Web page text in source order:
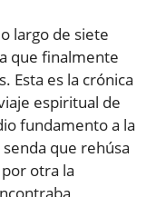
largo de siete
que finalmente
Esta es la crónica
espiritual de
fundamento a la
senda que rehúsa
otra la